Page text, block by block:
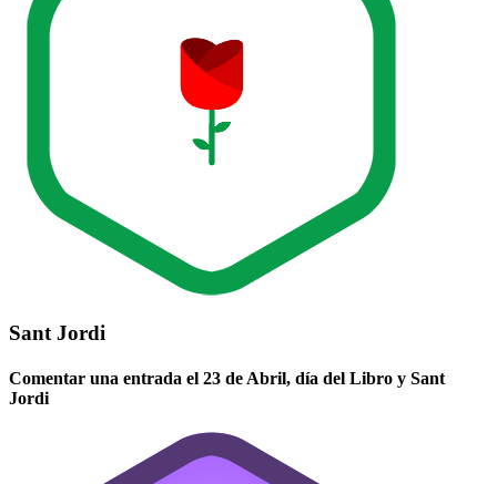
Sant Jordi
Comentar una entrada el 23 de Abril, día del Libro y Sant
Jordi